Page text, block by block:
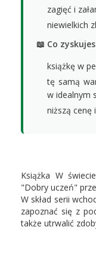
zagięć i
niewielkich
📖 Co
książkę w
tę samą
w idealnym
niższą cenę
Książka W
"Dobry uczeń"
W skład serii
zapoznać się z
także utrwalić